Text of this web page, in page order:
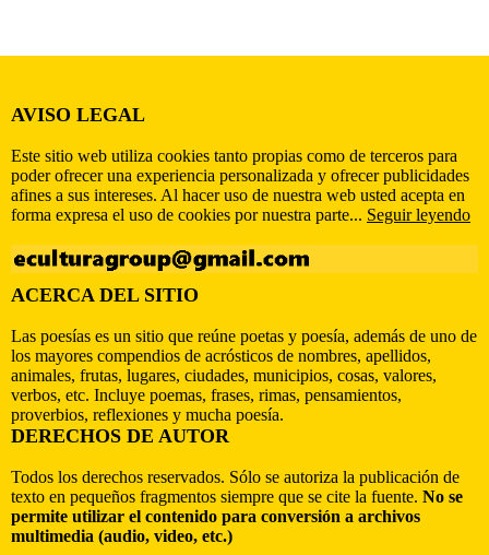
AVISO LEGAL
Este sitio web utiliza cookies tanto propias como de terceros para
poder ofrecer una experiencia personalizada y ofrecer publicidades
afines a sus intereses. Al hacer uso de nuestra web usted acepta en
forma expresa el uso de cookies por nuestra parte... Seguir leyendo
ACERCA DEL SITIO
Las poesías es un sitio que reúne poetas y poesía, además de uno de
los mayores compendios de acrósticos de nombres, apellidos,
animales, frutas, lugares, ciudades, municipios, cosas, valores,
verbos, etc. Incluye poemas, frases, rimas, pensamientos,
proverbios, reflexiones y mucha poesía.
DERECHOS DE AUTOR
Todos los derechos reservados. Sólo se autoriza la publicación de
texto en pequeños fragmentos siempre que se cite la fuente. No se
permite utilizar el contenido para conversión a archivos
multimedia (audio, video, etc.)